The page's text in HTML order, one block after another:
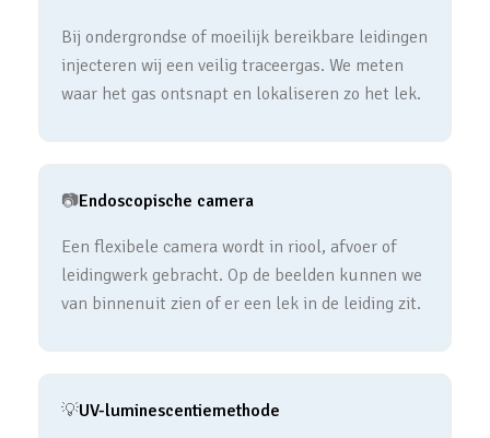
Bij ondergrondse of moeilijk bereikbare leidingen
injecteren wij een veilig traceergas. We meten
waar het gas ontsnapt en lokaliseren zo het lek.
📷Endoscopische camera
Een flexibele camera wordt in riool, afvoer of
leidingwerk gebracht. Op de beelden kunnen we
van binnenuit zien of er een lek in de leiding zit.
💡UV-luminescentiemethode